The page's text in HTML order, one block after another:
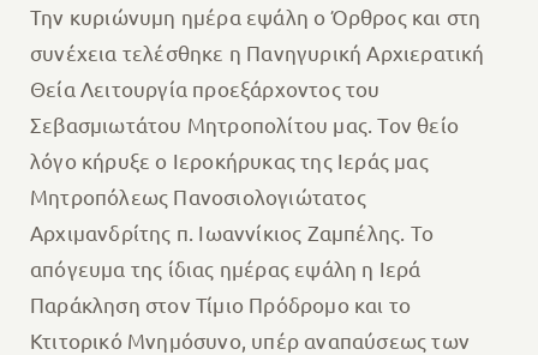
Την κυριώνυμη ημέρα εψάλη ο Όρθρος και στη
συνέχεια τελέσθηκε η Πανηγυρική Αρχιερατική
Θεία Λειτουργία προεξάρχοντος του
Σεβασμιωτάτου Μητροπολίτου μας. Τον θείο
λόγο κήρυξε ο Ιεροκήρυκας της Ιεράς μας
Μητροπόλεως Πανοσιολογιώτατος
Αρχιμανδρίτης π. Ιωαννίκιος Ζαμπέλης. Το
απόγευμα της ίδιας ημέρας εψάλη η Ιερά
Παράκληση στον Τίμιο Πρόδρομο και το
Κτιτορικό Μνημόσυνο, υπέρ αναπαύσεως των